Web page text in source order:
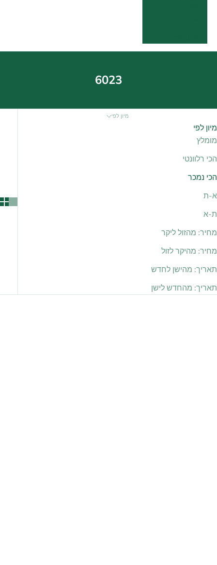
6023
מיון לפי
מיון לפי
מומלץ
הכי רלוונטי
הכי נמכר
א-ת
ת-א
מחיר: מהזול ליקר
מחיר: מהיקר לזול
תאריך: מהישן לחדש
תאריך: מהחדש לישן